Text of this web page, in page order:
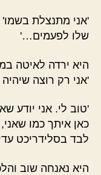
'אני מתנצלת בשמו'
שלו לפעמים…'
היא ירדה לאיטה
'אני רק רוצה
'טוב לי. אני יודע
כאן איתך כמו
לבד בסלידריכט
היא נאנחה שוב